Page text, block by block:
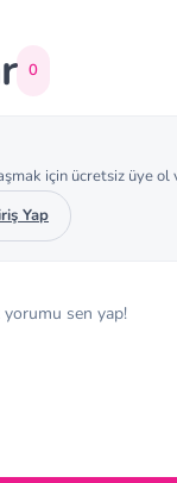
0
için ücretsiz üye ol
Yap
sen yap!